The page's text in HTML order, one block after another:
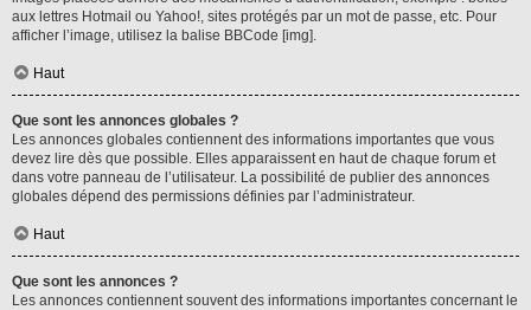
aux lettres Hotmail ou Yahoo!, sites protégés par un mot de passe, etc. Pour
afficher l’image, utilisez la balise BBCode [img].
Haut
Que sont les annonces globales ?
Les annonces globales contiennent des informations importantes que vous
devez lire dès que possible. Elles apparaissent en haut de chaque forum et
dans votre panneau de l’utilisateur. La possibilité de publier des annonces
globales dépend des permissions définies par l’administrateur.
Haut
Que sont les annonces ?
Les annonces contiennent souvent des informations importantes concernant le